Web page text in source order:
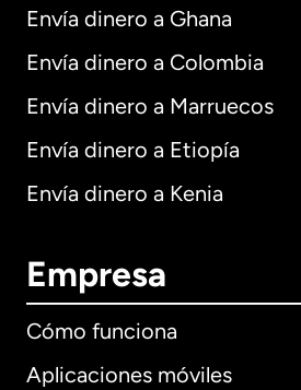
Envía dinero a Ghana
Envía dinero a Colombia
Envía dinero a Marruecos
Envía dinero a Etiopía
Envía dinero a Kenia
Empresa
Cómo funciona
Aplicaciones móviles